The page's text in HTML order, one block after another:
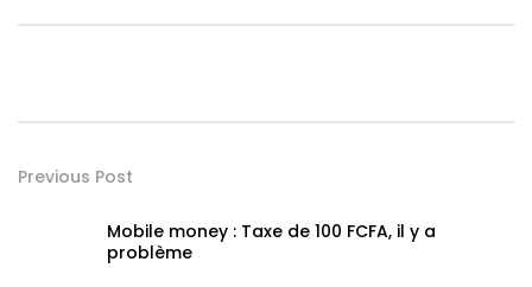
Previous Post
Mobile money : Taxe de 100 FCFA, il y a
problème